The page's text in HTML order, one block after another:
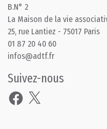
B.N° 2
La Maison de la vie
25, rue Lantiez - 75017 Paris
01 87 20 40 60
infos@adtf.fr
Suivez-nous
Facebook
X